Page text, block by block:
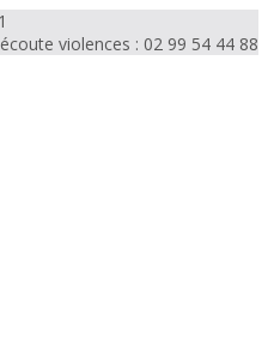
violences : 02 99 54 44 88